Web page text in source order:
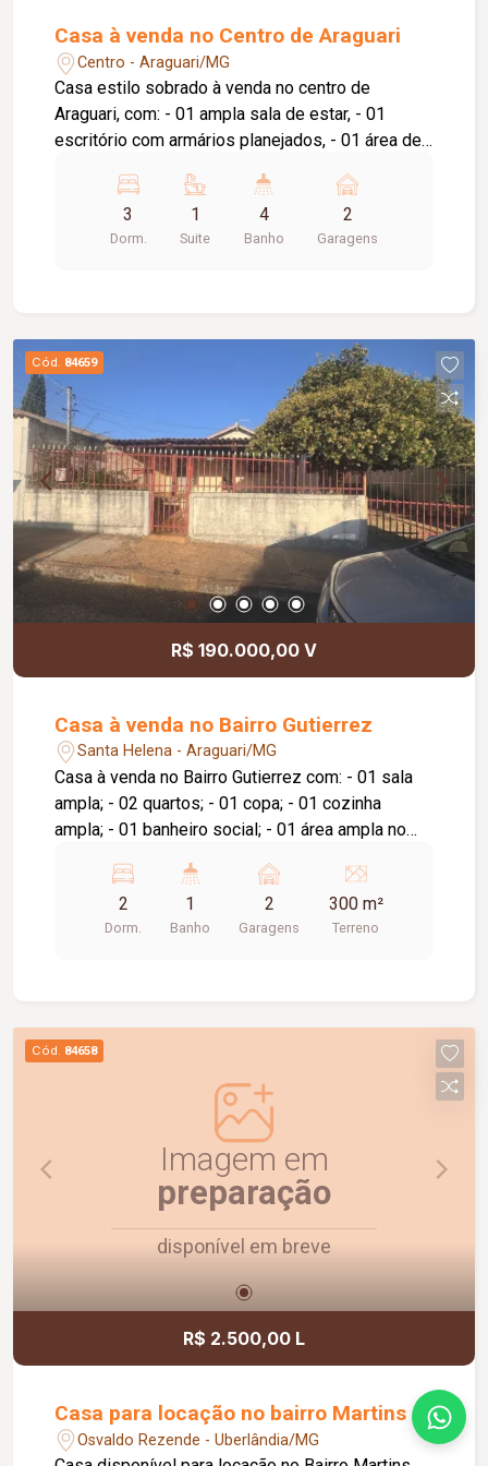
Casa à venda no Centro de Araguari
Centro - Araguari/MG
Casa estilo sobrado à venda no centro de
Araguari, com: - 01 ampla sala de estar, - 01
escritório com armários planejados, - 01 área de
cozinha funcional, - 01 banheiro social, - 01 suíte
master com sacada e armários planejados, - 02
quartos (demi-suíte), - roupeiro no corredor, -
vaga de garagem coberta para 02 veículos, -
quintal.
3
Dorm.
1
Suite
4
Banho
2
Garagens
Cód. 84659
R$ 190.000,00 V
Casa à venda no Bairro Gutierrez
Santa Helena - Araguari/MG
Casa à venda no Bairro Gutierrez com: - 01 sala
ampla; - 02 quartos; - 01 copa; - 01 cozinha
ampla; - 01 banheiro social; - 01 área ampla no
garagem para 02 carros.
2
Dorm.
1
Banho
2
Garagens
300 m²
Terreno
Cód. 84658
Imagem em
preparação
disponível em breve
R$ 2.500,00 L
Casa para locação no bairro Martins
Osvaldo Rezende - Uberlândia/MG